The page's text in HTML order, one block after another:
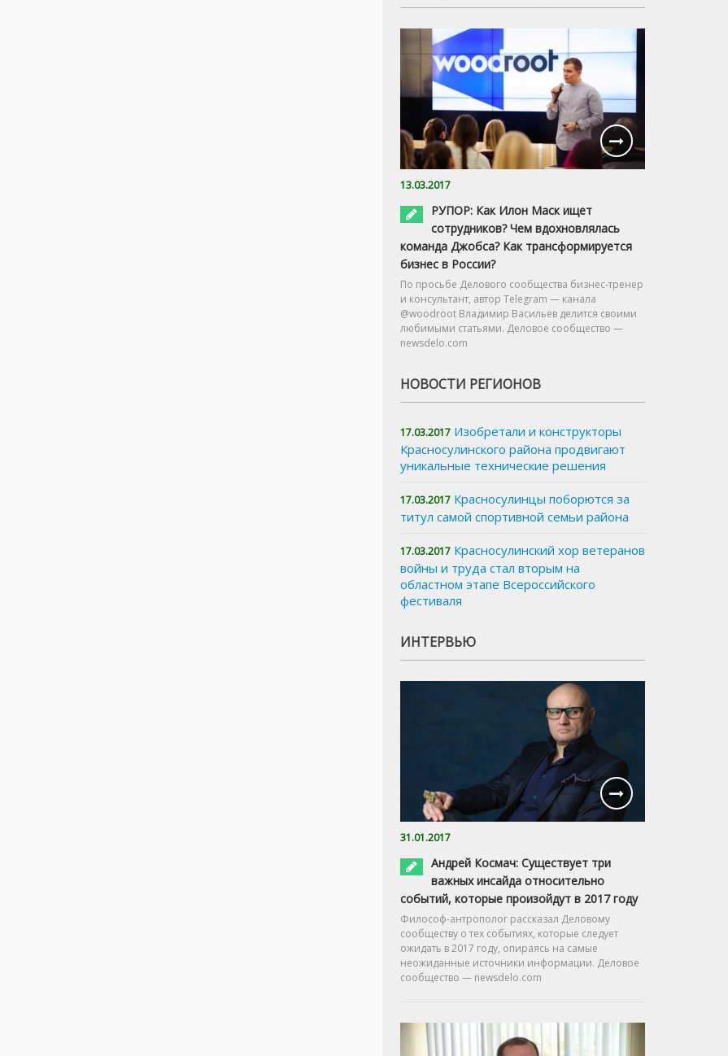
13.03.2017
РУПОР: Как Илон Маск ищет
сотрудников? Чем вдохновлялась
команда Джобса? Как трансформируется
бизнес в России?
По просьбе Делового сообщества бизнес-тренер
и консультант, автор Telegram — канала
@woodroot Владимир Васильев делится своими
любимыми статьями. Деловое сообщество —
newsdelo.com
НОВОСТИ РЕГИОНОВ
17.03.2017 Изобретали и конструкторы
Красносулинского района продвигают
уникальные технические решения
17.03.2017 Красносулинцы поборются за
титул самой спортивной семьи района
17.03.2017 Красносулинский хор ветеранов
войны и труда стал вторым на
областном этапе Всероссийского
фестиваля
ИНТЕРВЬЮ
31.01.2017
Андрей Космач: Существует три
важных инсайда относительно
событий, которые произойдут в 2017 году
Философ-антрополог рассказал Деловому
сообществу о тех событиях, которые следует
ожидать в 2017 году, опираясь на самые
неожиданные источники информации. Деловое
сообщество — newsdelo.com